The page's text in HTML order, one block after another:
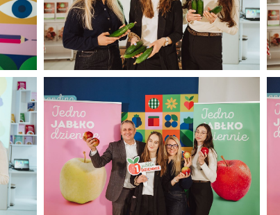
CORE TEAM Konferencja luty 2025
(42).jpg
371 KB